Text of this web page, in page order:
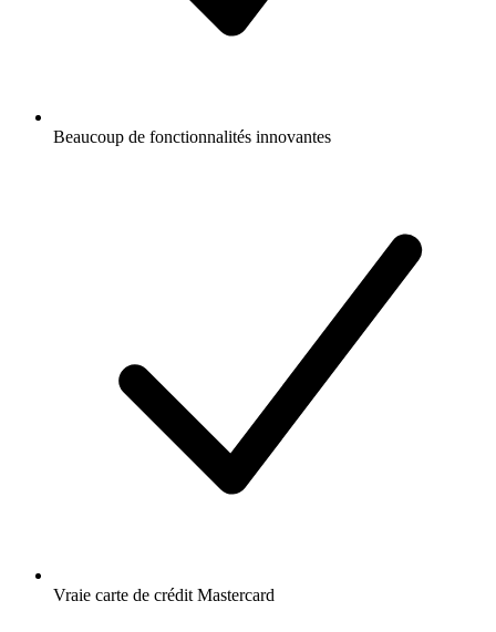
Beaucoup de fonctionnalités innovantes
Vraie carte de crédit Mastercard